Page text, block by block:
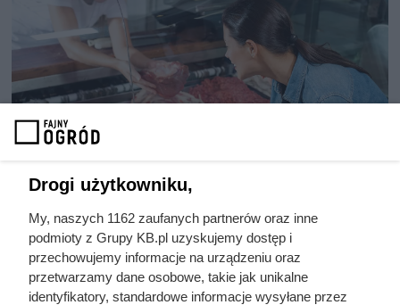
Dziennikarze ujawnili
pochodzenie mięsa z Dino. Klienci
zaskoczeni
Drogi użytkowniku,
My, naszych 1162 zaufanych partnerów oraz inne
podmioty z Grupy KB.pl uzyskujemy dostęp i
przechowujemy informacje na urządzeniu oraz
przetwarzamy dane osobowe, takie jak unikalne
identyfikatory, standardowe informacje wysyłane przez